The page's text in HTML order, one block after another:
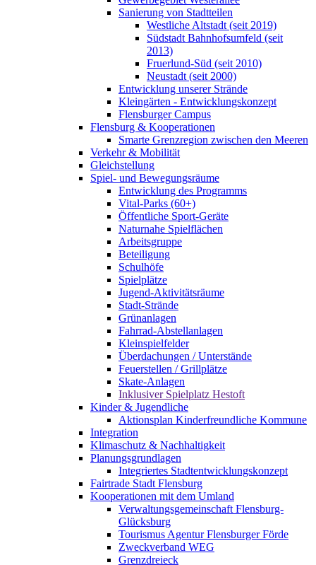
Sanierung von Stadtteilen
Westliche Altstadt (seit 2019)
Südstadt Bahnhofsumfeld (seit
2013)
Fruerlund-Süd (seit 2010)
Neustadt (seit 2000)
Entwicklung unserer Strände
Kleingärten - Entwicklungskonzept
Flensburger Campus
Flensburg & Kooperationen
Smarte Grenzregion zwischen den Meeren
Verkehr & Mobilität
Gleichstellung
Spiel- und Bewegungsräume
Entwicklung des Programms
Vital-Parks (60+)
Öffentliche Sport-Geräte
Naturnahe Spielflächen
Arbeitsgruppe
Beteiligung
Schulhöfe
Spielplätze
Jugend-Aktivitätsräume
Stadt-Strände
Grünanlagen
Fahrrad-Abstellanlagen
Kleinspielfelder
Überdachungen / Unterstände
Feuerstellen / Grillplätze
Skate-Anlagen
Inklusiver Spielplatz Hestoft
Kinder & Jugendliche
Aktionsplan Kinderfreundliche Kommune
Integration
Klimaschutz & Nachhaltigkeit
Planungsgrundlagen
Integriertes Stadtentwicklungskonzept
Fairtrade Stadt Flensburg
Kooperationen mit dem Umland
Verwaltungsgemeinschaft Flensburg-
Glücksburg
Tourismus Agentur Flensburger Förde
Zweckverband WEG
Grenzdreieck